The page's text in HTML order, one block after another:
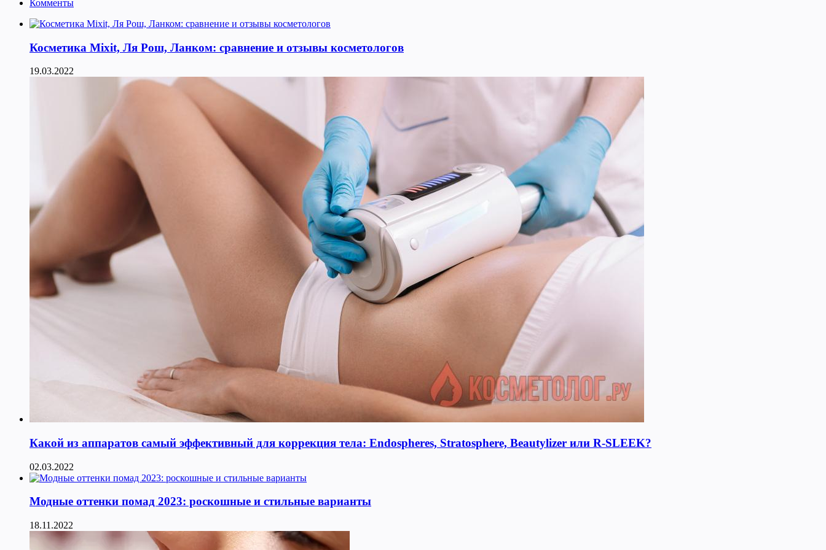
Комменты
Косметика Мixit, Ля Рош, Ланком: сравнение и отзывы косметологов
19.03.2022
Какой из аппаратов самый эффективный для коррекция тела: Endospheres, Stratosphere, Beautylizer или R-SLEEK?
02.03.2022
Модные оттенки помад 2023: роскошные и стильные варианты
18.11.2022